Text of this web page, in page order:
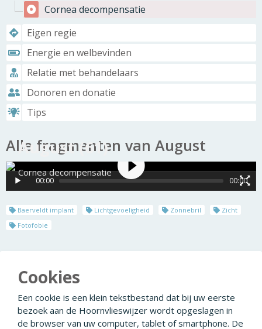
Cornea decompensatie
Eigen regie
Energie en welbevinden
Relatie met behandelaars
Donoren en donatie
Tips
Alle fragmenten van August
August (61)
Cornea decompensatie
00:00 00:00
Baerveldt implant Lichtgevoeligheid Zonnebril
Zicht
Fotofobie
August (61)
Wat is Cornea decompensatie?
Wat is DMEK?
Cookies
Een cookie is een klein tekstbestand dat bij uw eerste
bezoek aan de Hoornvlieswijzer wordt opgeslagen in
de browser van uw computer, tablet of smartphone. De